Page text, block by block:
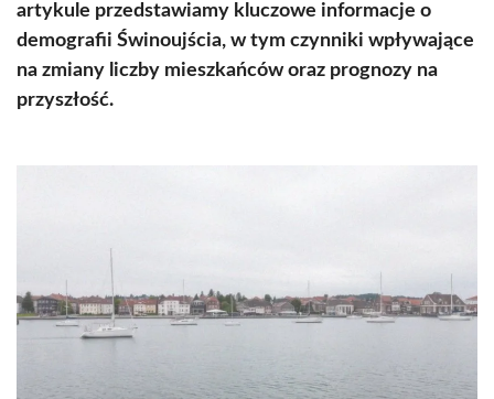
artykule przedstawiamy kluczowe informacje o
demografii Świnoujścia, w tym czynniki wpływające
na zmiany liczby mieszkańców oraz prognozy na
przyszłość.